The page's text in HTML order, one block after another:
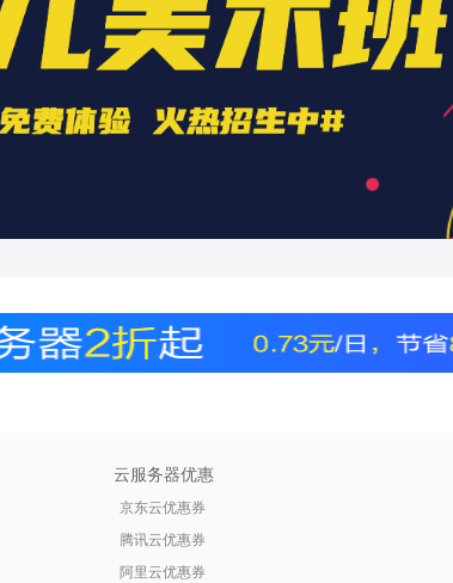
云服务器优惠
京东云优惠券
腾讯云优惠券
阿里云优惠券